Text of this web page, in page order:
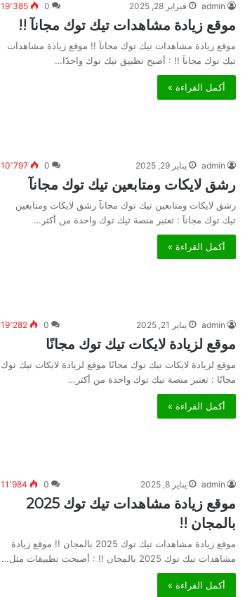
admin فبراير 28, 2025 0 19٬385
موقع زيادة مشاهدات تيك توك مجانآ !!
موقع زيادة مشاهدات تيك توك مجانآ !! موقع زيادة مشاهدات
تيك توك مجانآ !! : أصبح تطبيق تيك توك واحدًا…
أكمل القراءة »
admin يناير 29, 2025 0 10٬797
رشق لايكات ومتابعين تيك توك مجانآ
رشق لايكات ومتابعين تيك توك مجانآ رشق لايكات ومتابعين
تيك توك مجانآ : تعتبر منصة تيك توك واحدة من أكثر…
أكمل القراءة »
admin يناير 21, 2025 0 19٬282
موقع لزيادة لايكات تيك توك مجانًا
موقع لزيادة لايكات تيك توك مجانًا موقع لزيادة لايكات تيك توك
مجانًا : تعتبر منصة تيك توك واحدة من أكثر…
أكمل القراءة »
admin يناير 8, 2025 0 11٬984
موقع زيادة مشاهدات تيك توك 2025
بالمجان !!
موقع زيادة مشاهدات تيك توك 2025 بالمجان !! موقع زيادة
مشاهدات تيك توك 2025 بالمجان !! : أصبحت تطبيقات مثل…
أكمل القراءة »